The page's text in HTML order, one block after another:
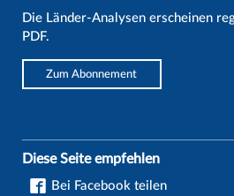
Die Länder-Analysen erscheinen
PDF.
Zum Abonnement
Diese Seite empfehlen
Bei Facebook teilen